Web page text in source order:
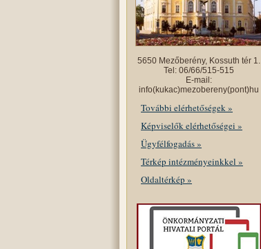
5650 Mezőberény, Kossuth tér 1.
Tel: 06/66/515-515
E-mail:
info(kukac)mezobereny(pont)hu
További elérhetőségek »
Képviselők elérhetőségei »
Ügyfélfogadás »
Térkép intézményeinkkel »
Oldaltérkép »